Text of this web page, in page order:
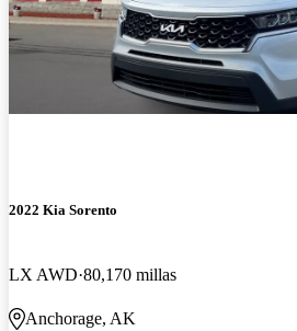
2022 Kia Sorento
LX AWD 80,170 millas
Anchorage, AK